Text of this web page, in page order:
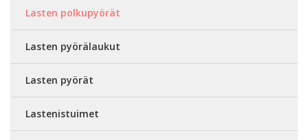
Lasten polkupyörät
Lasten pyörälaukut
Lasten pyörät
Lastenistuimet